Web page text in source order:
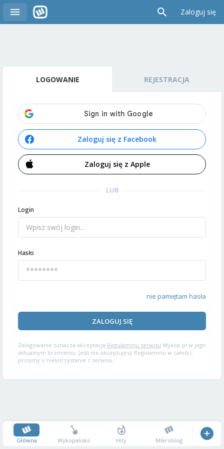
Zaloguj się
LOGOWANIE REJESTRACJA
Zaloguj się z Facebook
Zaloguj się z Apple
LUB
Login
Hasło
nie pamiętam hasła
ZALOGUJ SIĘ
Zalogowanie oznacza akceptację Regulaminu serwisu Wykop.pl w jego
aktualnym brzmieniu. Jeśli nie akceptujesz Regulaminu w całości,
prosimy o niekorzystanie z serwisu.
Główna Wykopalisko Hity Mikroblog